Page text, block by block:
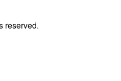
reserved.